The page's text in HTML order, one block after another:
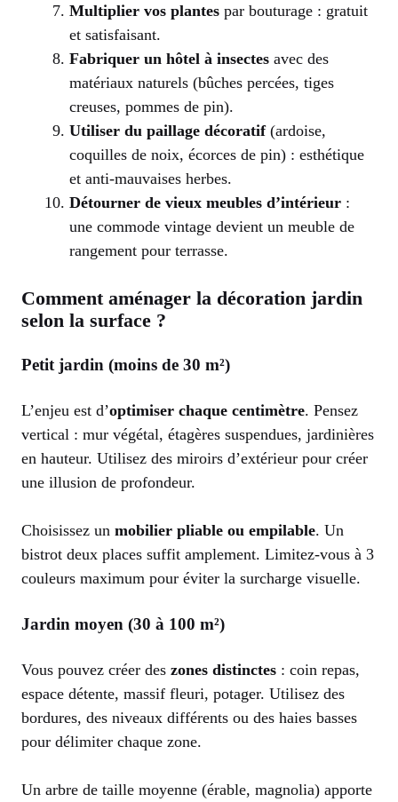
Multiplier vos plantes par bouturage : gratuit
et satisfaisant.
Fabriquer un hôtel à insectes avec des
matériaux naturels (bûches percées, tiges
creuses, pommes de pin).
Utiliser du paillage décoratif(ardoise,
coquilles de noix, écorces de pin) : esthétique
et anti-mauvaises herbes.
Détourner de vieux meubles d’intérieur :
une commode vintage devient un meuble de
rangement pour terrasse.
Comment aménager la décoration jardin
selon la surface ?
Petit jardin (moins de 30 m²)
L’enjeu est d’optimiser chaque centimètre. Pensez
vertical : mur végétal, étagères suspendues, jardinières
en hauteur. Utilisez des miroirs d’extérieur pour créer
une illusion de profondeur.
Choisissez un mobilier pliable ou empilable. Un
bistrot deux places suffit amplement. Limitez-vous à 3
couleurs maximum pour éviter la surcharge visuelle.
Jardin moyen (30 à 100 m²)
Vous pouvez créer des zones distinctes : coin repas,
espace détente, massif fleuri, potager. Utilisez des
bordures, des niveaux différents ou des haies basses
pour délimiter chaque zone.
Un arbre de taille moyenne (érable, magnolia) apporte